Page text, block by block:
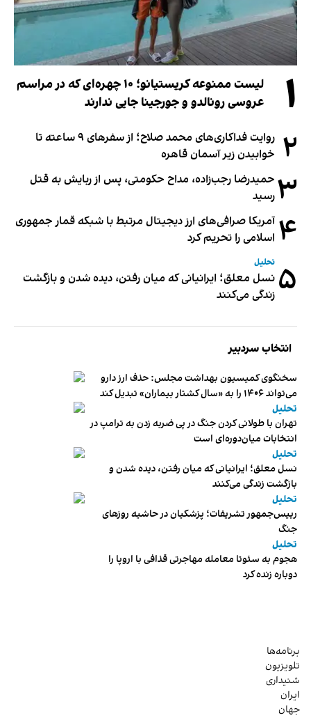
۱
لیست ممنوعه کریستیانو؛ ۱۰ چهره‌ای که در مراسم
عروسی رونالدو و جورجینا جایی ندارند
۲
روایت فداکاری‌های محمد صلاح؛ از سفرهای ۹ ساعته تا
خوابیدن زیر آسمان قاهره
۳ حمیدرضا رجب‌زاده، مداح حکومتی، پس از ربایش به قتل
رسید
۴ آمریکا صرافی‌های ارز دیجیتال مرتبط با شبکه قمار جمهوری
اسلامی را تحریم کرد
۵ تحلیل
نسل معلق؛ ایرانیانی که میان رفتن، دیده شدن و بازگشت
زندگی می‌کنند
انتخاب سردبیر
سخنگوی کمیسیون بهداشت مجلس: حذف ارز دارو
می‌تواند ۱۴۰۶ را به «سال کشتار بیماران» تبدیل کند
تحلیل
تهران با طولانی کردن جنگ در پی ضربه زدن به ترامپ در
انتخابات میان‌دوره‌ای است
تحلیل
نسل معلق؛ ایرانیانی که میان رفتن، دیده شدن و
بازگشت زندگی می‌کنند
تحلیل
رییس‌جمهور تشریفات؛ پزشکیان در حاشیه روزهای
جنگ
تحلیل
هجوم به سئوتا معامله مهاجرتی قذافی با اروپا را
دوباره زنده کرد
برنامه‌ها
تلویزیون
شنیداری
ایران
جهان